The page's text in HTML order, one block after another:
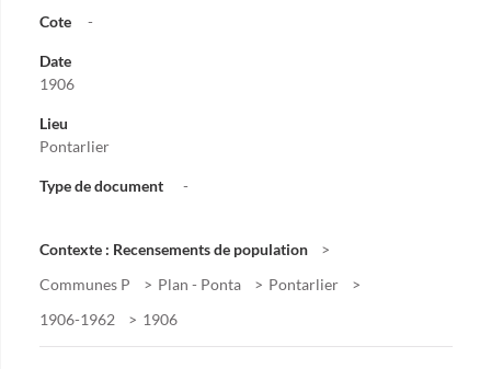
Cote -
Date
1906
Lieu
Pontarlier
Type de document -
Contexte : Recensements de population
Communes P
Plan - Ponta
Pontarlier
1906-1962
1906